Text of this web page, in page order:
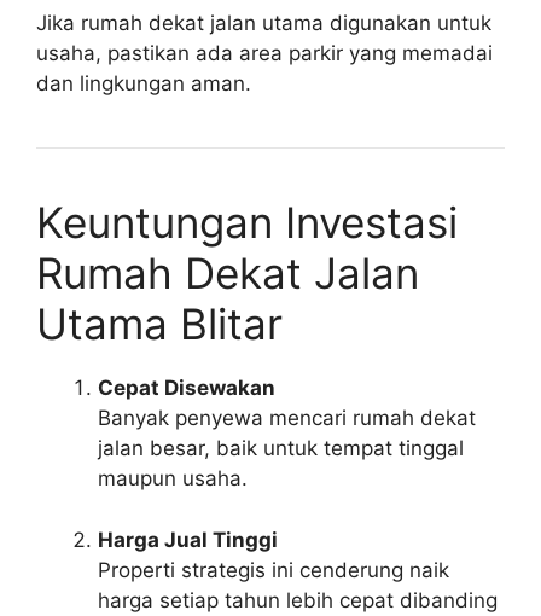
Jika rumah dekat jalan utama digunakan untuk
usaha, pastikan ada area parkir yang memadai
dan lingkungan aman.
Keuntungan Investasi
Rumah Dekat Jalan
Utama Blitar
Cepat Disewakan
Banyak penyewa mencari rumah dekat
jalan besar, baik untuk tempat tinggal
maupun usaha.
Harga Jual Tinggi
Properti strategis ini cenderung naik
harga setiap tahun lebih cepat dibanding